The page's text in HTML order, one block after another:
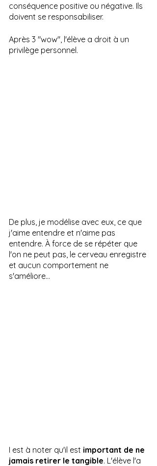
conséquence positive ou négative. Ils
doivent se responsabiliser.
Après 3 "wow", l'élève a droit à un
privilège personnel.
De plus, je modélise avec eux, ce que
j'aime entendre et n'aime pas
entendre. À force de se répéter que
l'on ne peut pas, le cerveau enregistre
et aucun comportement ne
s'améliore...
I est à noter qu'il est important de ne
jamais retirer le tangible. L'élève l'a